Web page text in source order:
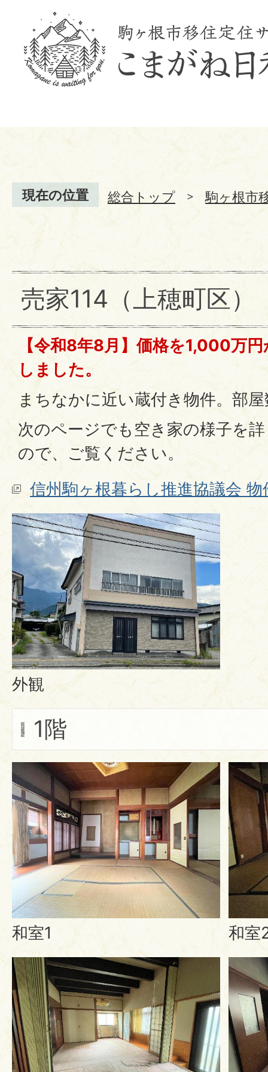
現在の位置 総合トップ 駒ヶ根市
売家114（上穂町区）
【令和8年8月】価格を1,000万
しました。
まちなかに近い蔵付き物件。部
次のページでも空き家の様子を
ので、ご覧ください。
信州駒ヶ根暮らし推進協議会
外観
1階
和室1 和室